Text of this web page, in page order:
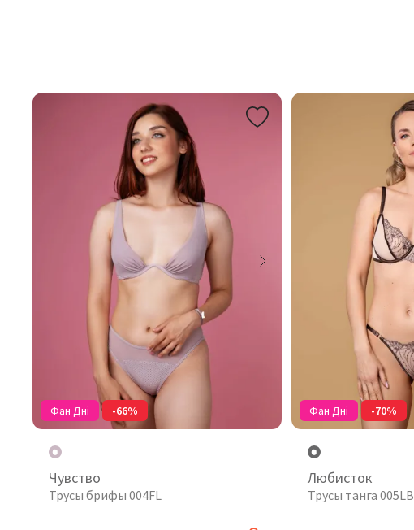
Фан Дні -66%
Чувство
Трусы брифы 004FL
Фан Дні -70%
Любисток
Трусы танга 005LB